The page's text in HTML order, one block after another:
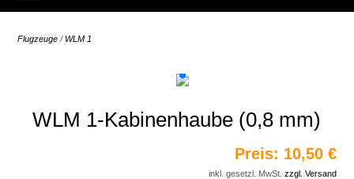
Flugzeuge / WLM 1
WLM 1-Kabinenhaube (0,8 mm)
Preis: 10,50 €
inkl. gesetzl. MwSt. zzgl. Versand